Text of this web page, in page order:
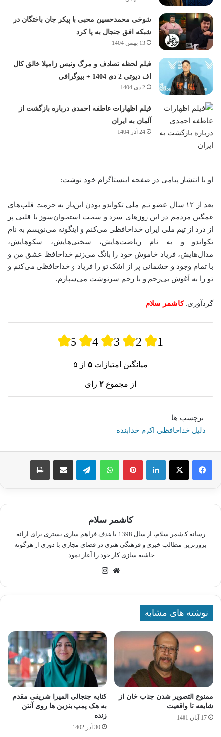
شوخی محمدحسین محبی با پیکر جان باختگان در
شبکه افق جنجال به پا کرد
13 بهمن 1404
فیلم لحظه تصادف و مرگ ونیس زامپلا خالق کال
اف دیوتی 2 دی 1404 + بیوگرافی
2 دی 1404
فیلم اظهارات عاطفه احمدی درباره بازگشت از
آلمان به ایران
24 آذر 1404
او با انتشار پیامی در صفحه اینستاگرام خود نوشت:
بعد از ۱۲ سال عضو تیم ملی تکواندو بودن این‌بار به حرمت قلب‌های
غمگین مردمم در این روزهای سرد و سخت استخوان‌سوز با قلبی پر
از درد از تیم ملی ایران خداحافظی می‌کنم و اینگونه می‌نویسم به نام
تکواندو و به نام ریاضت‌هایش، سختی‌هایش، سکوهایش،
مدال‌هایش، فریاد خاموش خود را بانگ می‌زنم خداحافظ عشق من و
با تمام وجود و چشمانی پر از اشک تو را فریاد و خداحافظی می‌کنم و
تو را به آغوش بی‌رحم و با رحم سرنوشت می‌سپارم.
گردآوری:کاشمر سلام
5 4 3 2 1
میانگین امتیازات ۵ از ۵
از مجموع ۲ رای
برچسب ها
دلیل خداحافظی اکرم خدابنده
لینکدین پینترستواتس آپ تلگرام اشتراک گذاری از طریق ایمیل چاپ
کاشمر سلام
رسانه کاشمر سلام، از سال 1398 با هدف فراهم سازی بستری برای ارائه
بروزترین مطالب خبری و فرهنگی هنری در فضای مجازی با دوری از هرگونه
حاشیه سازی کار خود را آغاز نمود.
وبسایت
نوشته های مشابه
ممنوع التصویر شدن جناب خان از
شایعه تا واقعیت
17 آبان 1401
کنایه جنجالی المیرا شریفی مقدم
به هک پمپ بنزین ها روی آنتن
زنده
30 آذر 1402